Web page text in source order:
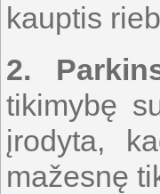
kauptis
2.
tikimybę
įrodyta,
mažesnę